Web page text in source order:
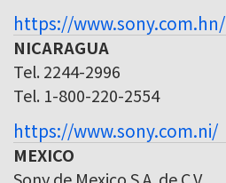
https://www.sony.com.hn/
NICARAGUA
Tel. 2244-2996
Tel. 1-800-220-2554
https://www.sony.com.ni/
MEXICO
Sony de Mexico S.A. de C.V